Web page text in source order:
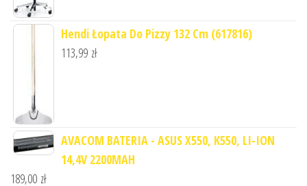
Hendi Łopata Do Pizzy 132 Cm (617816)
113,99 zł
AVACOM BATERIA - ASUS X550, K550, LI-ION
14,4V 2200MAH
189,00 zł